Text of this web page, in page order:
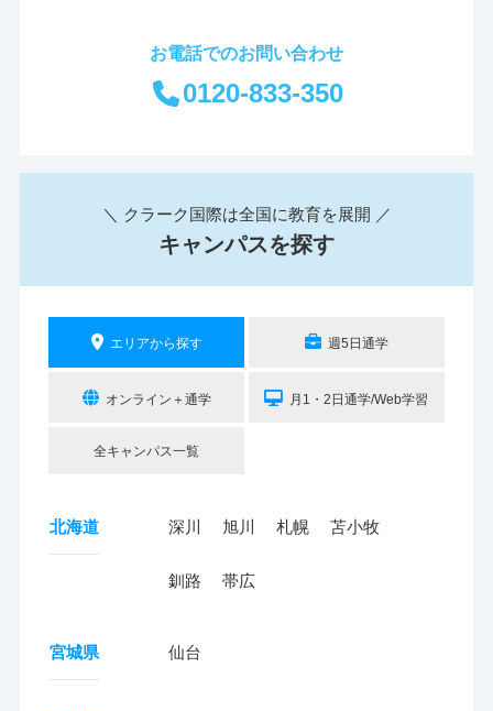
お電話でのお問い合わせ
0120-833-350
＼ クラーク国際は全国に教育を展開 ／
キャンパスを探す
エリアから探す 週5日通学
オンライン＋通学 月1・2日通学/Web学習
全キャンパス一覧
北海道 深川 旭川 札幌 苫小牧
釧路 帯広
宮城県 仙台